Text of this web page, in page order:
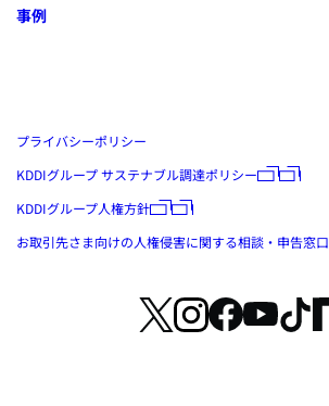
プライバシーポリシー
KDDIグループ サステナブル調達ポリシー
KDDIグループ人権方針
お取引先さま向けの人権侵害に関する相談・申告窓口
事例